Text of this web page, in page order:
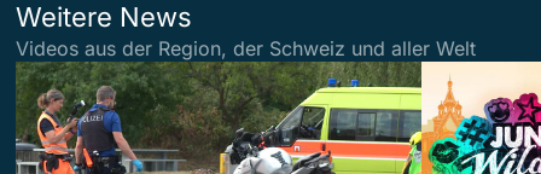
Weitere News
Videos aus der Region, der Schweiz und aller Welt